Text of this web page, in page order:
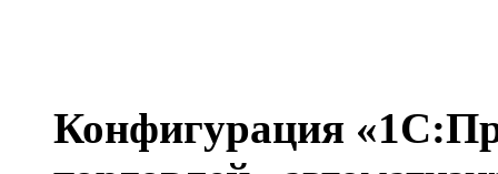
Конфигурация